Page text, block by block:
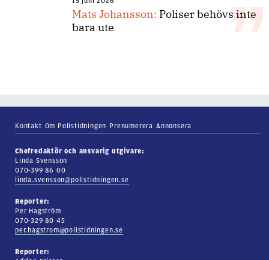
Mats Johansson: Poliser behövs inte
bara ute
Kontakt Om Polistidningen Prenumerera Annonsera
Chefredaktör och ansvarig utgivare:
Linda Svensson
070-399 86 00
linda.svensson@polistidningen.se
Reporter:
Per Hagström
070-329 80 45
per.hagstrom@polistidningen.se
Reporter: